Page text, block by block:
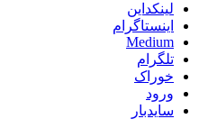
لینکداین
اینستاگرام
Medium
تلگرام
خوراک
ورود
سایدبار